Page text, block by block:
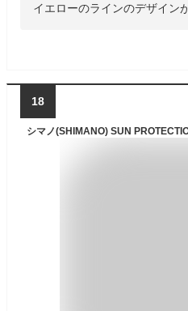
イエローのラインのデザイン
18